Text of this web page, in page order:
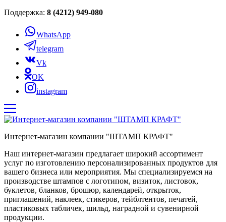
Поддержка: 8 (4212) 949-080
WhatsApp
telegram
Vk
OK
instagram
Интернет-магазин компании "ШТАМП КРАФТ"
Наш интернет-магазин предлагает широкий ассортимент
услуг по изготовлению персонализированных продуктов для
вашего бизнеса или мероприятия. Мы специализируемся на
производстве штампов с логотипом, визиток, листовок,
буклетов, бланков, брошюр, календарей, открыток,
приглашений, наклеек, стикеров, тейблтентов, печатей,
пластиковых табличек, шильд, наградной и сувенирной
продукции.